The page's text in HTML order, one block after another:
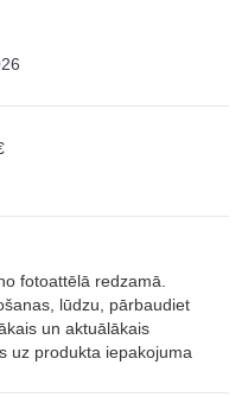
fotoattēlā redzamā.
lūdzu, pārbaudiet
un aktuālākais
uz produkta iepakojuma